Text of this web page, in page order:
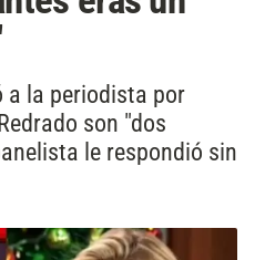
a la periodista por
son "dos
le respondió sin